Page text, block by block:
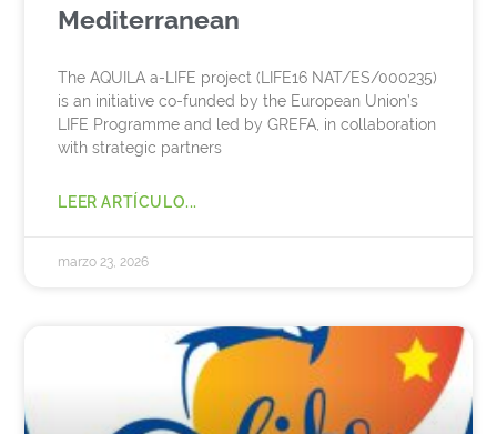
Mediterranean
The AQUILA a-LIFE project (LIFE16 NAT/ES/000235)
is an initiative co-funded by the European Union’s
LIFE Programme and led by GREFA, in collaboration
with strategic partners
LEER ARTÍCULO...
marzo 23, 2026